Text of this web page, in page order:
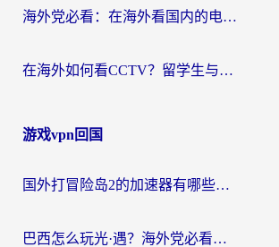
海外党必看：在海外看国内的电视剧的app选对了吗？3步解决地域限制烦恼
在海外如何看CCTV？留学生与海外华人的实用回国加速指南
游戏vpn回国
国外打冒险岛2的加速器有哪些？海外玩家国服畅玩全攻略（附实测推荐）
巴西怎么玩光·遇？海外党必看的国服游戏加速器选择指南（附3款热门游戏实测）